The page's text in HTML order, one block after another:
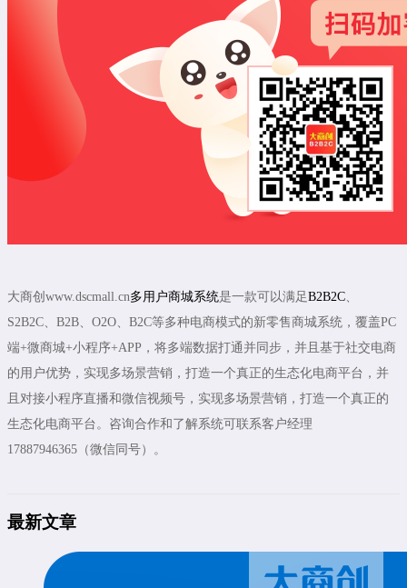
大商创www.dscmall.cn多用户商城系统是一款可以满足B2B2C
S2B2C、B2B、O2O、B2C等多种电商模式的新零售商城系统，覆盖PC
端+微商城+小程序+APP，将多端数据打通并同步，并且基于社交电商
的用户优势，实现多场景营销，打造一个真正的生态化电商平台，并
且对接小程序直播和微信视频号，实现多场景营销，打造一个真正的
生态化电商平台。咨询合作和了解系统可联系客户经理
17887946365（微信同号）。
最新文章